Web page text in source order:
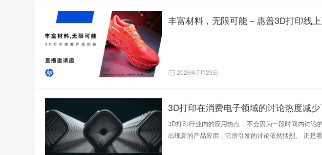
丰富材料，无限可能 – 惠普3D打印线
2026年7月29日
3D打印在消费电子领域的讨论热度减少
3D打印行业内的应用热点，不会因为一段时间内讨论
出现新的产品应用，它所引发的讨论依然猛烈。 正是